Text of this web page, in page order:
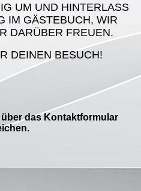
UM UND HINTERLASS
IM GÄSTEBUCH, WIR
DARÜBER FREUEN.
DEINEN BESUCH!
das Kontaktformular